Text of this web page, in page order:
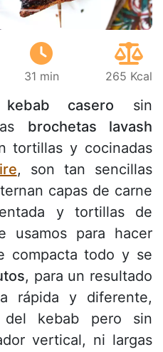
31 min 265 Kcal
kebab casero sin
brochetas lavash
tortillas y cocinadas
, son tan sencillas
capas de carne
y tortillas de
usamos para hacer
compacta todo y se
, para un resultado
rápida y diferente,
kebab pero sin
vertical, ni largas